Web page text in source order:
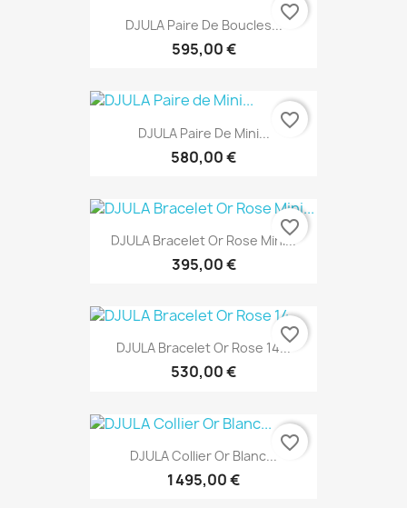
DJULA Paire De Boucles...
595,00 €
favorite_border
DJULA Paire De Mini...
580,00 €
favorite_border
DJULA Bracelet Or Rose Mini...
395,00 €
favorite_border
DJULA Bracelet Or Rose 14...
530,00 €
favorite_border
DJULA Collier Or Blanc...
1 495,00 €
favorite_border